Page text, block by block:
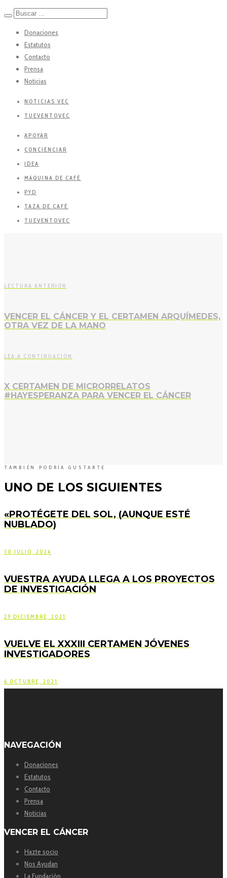
Donaciones
Estatutos
Contacto
Prensa
Noticias
NOTICIAS VEC
TUEVENTOVEC
APOYAR
CONCIENCIAR
IDEA
MÁQUINA DE CAFÉ
PYD
TAZA DE CAFÉ
TUEVENTOVEC
LECTURA ANTERIOR
VENCER EL CÁNCER Y EL CERTAMEN ARQUÍMEDES,
OTRA VEZ DE LA MANO
LEA A CONTINUACIÓN
X CERTAMEN DE MICRORRELATOS
#HAYESPERANZA PARA VENCER EL CÁNCER
TAMBIÉN PODRÍA GUSTARTE
UNO DE LOS SIGUIENTES
«PROTÉGETE DEL SOL, (AUNQUE ESTÉ
NUBLADO)
30 JULIO, 2024
VUESTRA AYUDA LLEGA A LOS PROYECTOS
DE INVESTIGACIÓN
29 DICIEMBRE, 2021
VUELVE EL XXXIII CERTAMEN JÓVENES
INVESTIGADORES
6 OCTUBRE, 2021
NAVEGACIÓN
Donaciones
Estatutos
Contacto
Prensa
Noticias
VENCER EL CÁNCER
Hazte socio
Nos Ayudan
La Fundación